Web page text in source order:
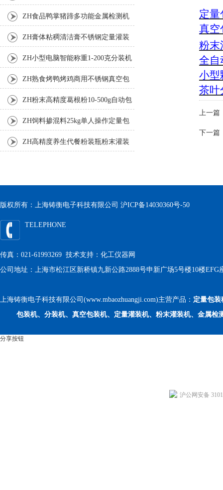
定量
真空
粉末
全自
小型
茶叶
上一篇
下一篇
ZH食品鸭掌猪蹄多功能金属检测机
ZH膏体粘稠清洁膏不锈钢定量灌装
机厂家 ZH小型电脑智能称重1-200克分装机
ZH熟食烤鸭烤鸡商用不锈钢真空包
装机 ZH粉末高精度葛根粉10-500g自动包
装机 ZH饲料掺混料25kg单人操作定量包
装机 ZH高精度养生代餐粉装瓶粉末灌装
版权所有：上海铸衡电子科技有限公司 沪ICP备14030360号-50
TELEPHONE
传真：021-61993269 技术支持： 化工仪器网
公司地址：上海市松江区新桥镇九新公路2888号申新广场5号楼10楼EFG
上海铸衡电子科技有限公司(www.mbaozhuangji.com)主营产品： 定量包装
包装机、分装机、真空包装机、定量灌装机、粉末灌装机、金属检
分享按钮
沪公网安备